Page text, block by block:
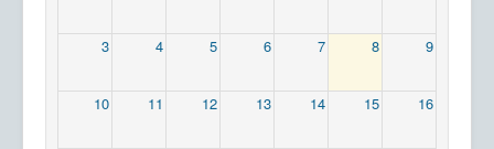
3 4 5 6 7 8 9
10 11 12 13 14 15 16